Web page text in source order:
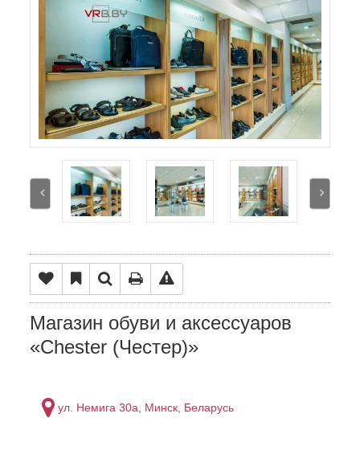
Магазин обуви и аксессуаров
«Chester (Честер)»
ул. Немига 30а, Минск, Беларусь